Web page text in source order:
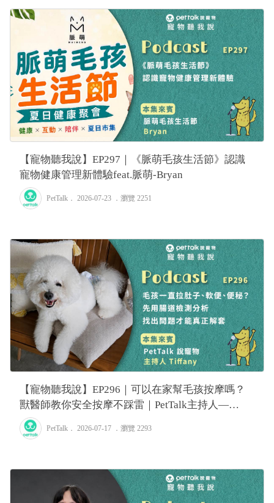
【寵物聽我說】EP297｜《脈萌毛孩生活節》認識
寵物健康管理新體驗feat.脈萌-Bryan
PetTalk ． 2026-07-23 ． 瀏覽 2251
【寵物聽我說】EP296｜可以在家幫毛孩按摩嗎？
獸醫師教你安全按摩不踩雷｜PetTalk主持人—
Tiffany
PetTalk ． 2026-07-17 ． 瀏覽 2293